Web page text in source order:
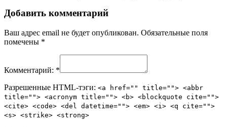
Добавить комментарий
Ваш адрес email не будет опубликован. Обязательные поля
помечены *
Комментарий: *
Разрешенные HTML-тэги: <a href="" title=""> <abbr
title=""> <acronym title=""> <b> <blockquote cite="">
<cite> <code> <del datetime=""> <em> <i> <q cite="">
<s> <strike> <strong>